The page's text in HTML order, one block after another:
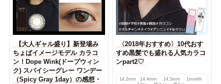
【大人ギャル盛り】新登場み
ちょぱイメージモデル カラコ
ン！Dope Wink(ドープウィン
ク) スパイシーグレー ワンデー
（Spicy Gray 1day）の感想・
〈2018年おすすめ〉10代おす
すめ黒髪でも盛れる人気カラコ
ンpart2♡
14.2mm 14.4mm 14.5mm
1month